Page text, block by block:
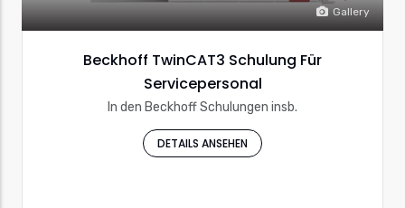
Gallery
Beckhoff TwinCAT3 Schulung Für
Servicepersonal
In den Beckhoff Schulungen insb.
DETAILS ANSEHEN